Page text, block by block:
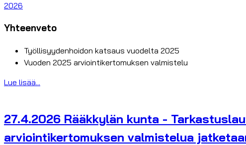
2026
Yhteenveto
Työllisyydenhoidon katsaus vuodelta 2025
Vuoden 2025 arviointikertomuksen valmistelu
Lue lisää...
27.4.2026 Rääkkylän kunta -
arviointikertomuksen valmistelua